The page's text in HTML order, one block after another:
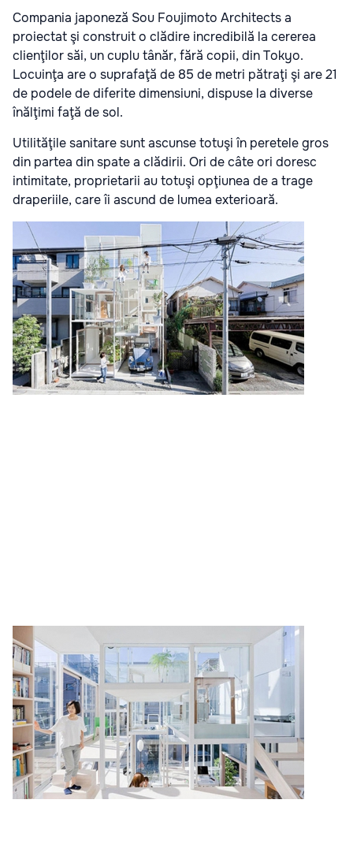
Compania japoneză Sou Foujimoto Architects a
proiectat şi construit o clădire incredibilă la cererea
clienţilor săi, un cuplu tânăr, fără copii, din Tokyo.
Locuinţa are o suprafaţă de 85 de metri pătraţi şi are 21
de podele de diferite dimensiuni, dispuse la diverse
înălţimi faţă de sol.
Utilităţile sanitare sunt ascunse totuşi în peretele gros
din partea din spate a clădirii. Ori de câte ori doresc
intimitate, proprietarii au totuşi opţiunea de a trage
draperiile, care îi ascund de lumea exterioară.